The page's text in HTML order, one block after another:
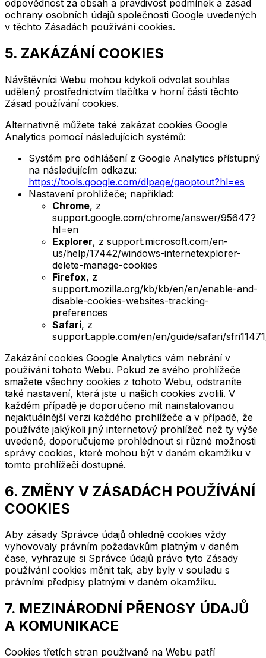
odpovědnost za obsah a pravdivost podmínek a zásad
ochrany osobních údajů společnosti Google uvedených
v těchto Zásadách používání cookies.
5. ZAKÁZÁNÍ COOKIES
Návštěvníci Webu mohou kdykoli odvolat souhlas
udělený prostřednictvím tlačítka v horní části těchto
Zásad používání cookies.
Alternativně můžete také zakázat cookies Google
Analytics pomocí následujících systémů:
Systém pro odhlášení z Google Analytics přístupný
na následujícím odkazu:
https://tools.google.com/dlpage/gaoptout?hl=es
Nastavení prohlížeče; například:
Chrome, z
support.google.com/chrome/answer/95647?
hl=en
Explorer, z support.microsoft.com/en-
us/help/17442/windows-internetexplorer-
delete-manage-cookies
Firefox, z
support.mozilla.org/kb/kb/en/en/enable-and-
disable-cookies-websites-tracking-
preferences
Safari, z
support.apple.com/en/en/guide/safari/
Zakázání cookies Google Analytics vám nebrání v
používání tohoto Webu. Pokud ze svého prohlížeče
smažete všechny cookies z tohoto Webu, odstraníte
také nastavení, která jste u našich cookies zvolili. V
každém případě je doporučeno mít nainstalovanou
nejaktuálnější verzi každého prohlížeče a v případě, že
používáte jakýkoli jiný internetový prohlížeč než ty výše
uvedené, doporučujeme prohlédnout si různé možnosti
správy cookies, které mohou být v daném okamžiku v
tomto prohlížeči dostupné.
6. ZMĚNY V ZÁSADÁCH POUŽÍVÁNÍ
COOKIES
Aby zásady Správce údajů ohledně cookies vždy
vyhovovaly právním požadavkům platným v daném
čase, vyhrazuje si Správce údajů právo tyto Zásady
používání cookies měnit tak, aby byly v souladu s
právními předpisy platnými v daném okamžiku.
7. MEZINÁRODNÍ PŘENOSY ÚDAJŮ
A KOMUNIKACE
Cookies třetích stran používané na Webu patří